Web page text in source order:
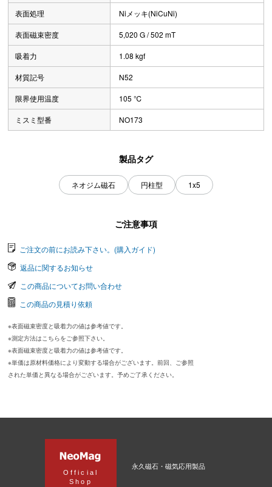
表面処理 Niメッキ(NiCuNi)
表面磁束密度 5,020 G / 502 mT
吸着力 1.08 kgf
材質記号 N52
限界使用温度 105 ℃
ミスミ型番 NO173
製品タグ
ネオジム磁石 円柱型 1x5
ご注意事項
ご注文の前にお読み下さい。(購入ガイド)
返品に関するお知らせ
この商品についてお問い合わせ
この商品の見積り依頼
※表面磁束密度と吸着力の値は参考値です。
※測定方法はこちらをご参照下さい。
※表面磁束密度と吸着力の値は参考値です。
※単価は原材料価格により変動する場合がございます。前回、ご参照
された単価と異なる場合がございます。予めご了承ください。
Official
Shop
永久磁石・磁気応用製品